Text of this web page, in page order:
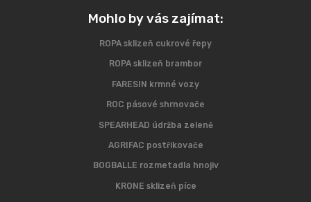
Mohlo by vás zajímat:
ROPA sklizeň cukrové řepy
ROPA sklizeň brambor
FARESIN krmné vozy
ROC pásové shrnovače
SPEARHEAD údržba zeleně
AGRIFAC postřikovače
BOGBALLE rozmetadla hnojiv
KRONE sklizeň píce